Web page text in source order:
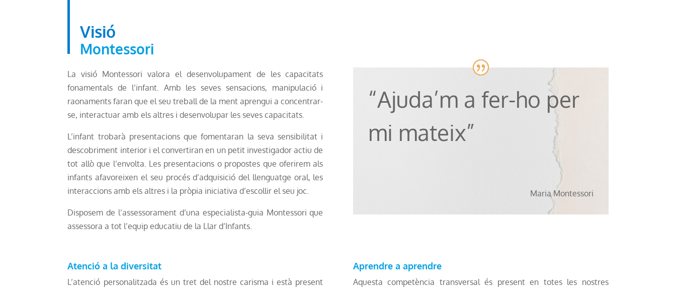
Visió
Montessori
La visió Montessori valora el desenvolupament de les capacitats
fonamentals de l’infant. Amb les seves sensacions, manipulació i
raonaments faran que el seu treball de la ment aprengui a concentrar-
se, interactuar amb els altres i desenvolupar les seves capacitats.
L’infant trobarà presentacions que fomentaran la seva sensibilitat i
descobriment interior i el convertiran en un petit investigador actiu de
tot allò que l’envolta. Les presentacions o propostes que oferirem als
infants afavoreixen el seu procés d’adquisició del llenguatge oral, les
interaccions amb els altres i la pròpia iniciativa d’escollir el seu joc.
Disposem de l’assessorament d’una especialista-guia Montessori que
assessora a tot l’equip educatiu de la Llar d’Infants.
“Ajuda’m a fer-ho per
mi mateix”
Maria Montessori
Atenció a la diversitat
L’atenció personalitzada és un tret del nostre carisma i està present
Aprendre a aprendre
Aquesta competència transversal és present en totes les nostres